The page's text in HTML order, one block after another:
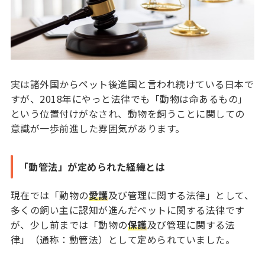
実は諸外国からペット後進国と言われ続けている日本で
すが、2018年にやっと法律でも「動物は命あるもの」
という位置付けがなされ、動物を飼うことに関しての
意識が一歩前進した雰囲気があります。
「動管法」が定められた経緯とは
現在では「動物の愛護及び管理に関する法律」として、
多くの飼い主に認知が進んだペットに関する法律です
が、少し前までは「動物の保護及び管理に関する法
律」（通称：動管法）として定められていました。